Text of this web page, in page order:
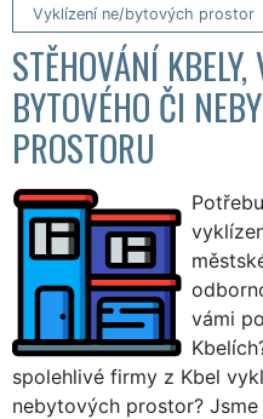
Vyklízení ne/bytových prostor
STĚHOVÁNÍ
BYTOVÉHO ČI
PROSTORU
vámi
spolehlivé firmy z Kbel
nebytových prostor?